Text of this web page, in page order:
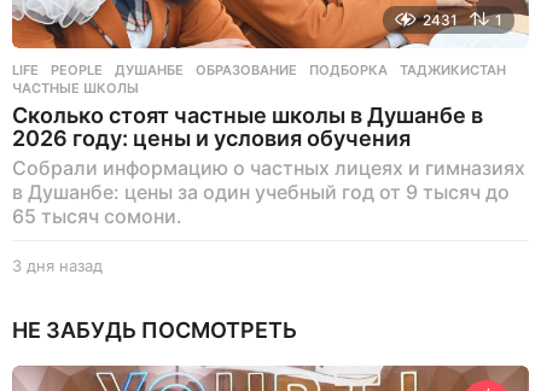
2431 1
LIFE ,PEOPLE ДУШАНБЕ ,ОБРАЗОВАНИЕ ,ПОДБОРКА ,ТАДЖИКИСТАН
ЧАСТНЫЕ ШКОЛЫ
Сколько стоят частные школы в Душанбе в
2026 году: цены и условия обучения
Собрали информацию о частных лицеях и гимназиях
в Душанбе: цены за один учебный год от 9 тысяч до
65 тысяч сомони.
3 дня назад
я
а
НЕ ЗАБУДЬ ПОСМОТРЕТЬ